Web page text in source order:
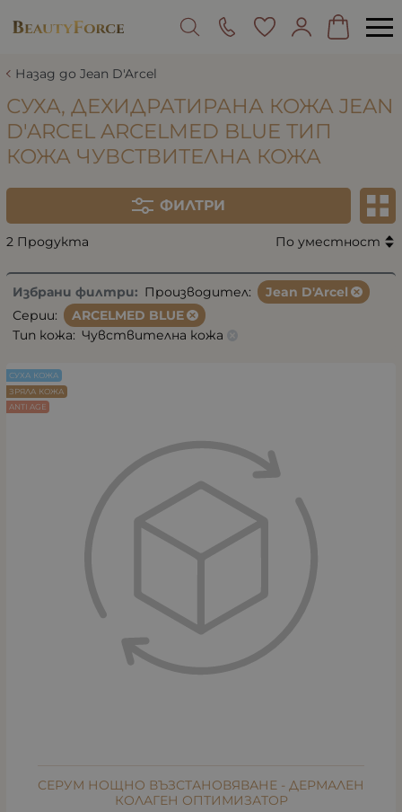
Назад до Jean D'Arcel
СУХА, ДЕХИДРАТИРАНА КОЖА JEAN
D'ARCEL ARCELMED BLUE ТИП
КОЖА ЧУВСТВИТЕЛНА КОЖА
ФИЛТРИ
2 Продукта По уместност
Избрани филтри: Производител:
Jean D'Arcel
Серии:
ARCELMED BLUE
Тип кожа: Чувствителна кожа
СЕРУМ НОЩНО ВЪЗСТАНОВЯВАНЕ - ДЕРМАЛЕН
КОЛАГЕН ОПТИМИЗАТОР
СУХА КОЖА
ЗРЯЛА КОЖА
ANTI AGE